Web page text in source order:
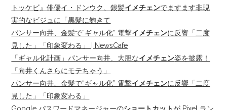
トッケビ』俳優イ・ドンウク、銀髪イメチェンでますます非現
実的なビジュに「黒髪に飽きて
パンサー向井、金髪で“ギャル化” 電撃イメチェンに反響「二度
見した」「印象変わる」 | NewsCafe
「ギャル化計画」パンサー向井、大胆なイメチェン姿を披露！
「向井くんさらにモテちゃう」
パンサー向井、金髪で“ギャル化” 電撃イメチェンに反響「二度
見した」「印象変わる」